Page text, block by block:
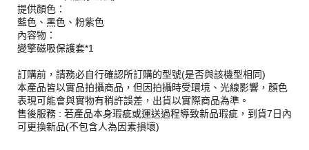
提供顏色：
藍色、黑色、粉紫色
內容物：
變擎磁吸保護套*1
訂購前，請務必自行確認所訂購的型號(是否與該機型相同)
本產品皆以實品拍攝商品，但因拍攝時受環境、光線影響，顏色
表現可能會與實物有稍許誤差，出貨以實際商品為準。
售後服務 : 若產品本身瑕疵或運送過程導致新品瑕疵，到貨7日內
可更換新品(不包含人為因素損壞)